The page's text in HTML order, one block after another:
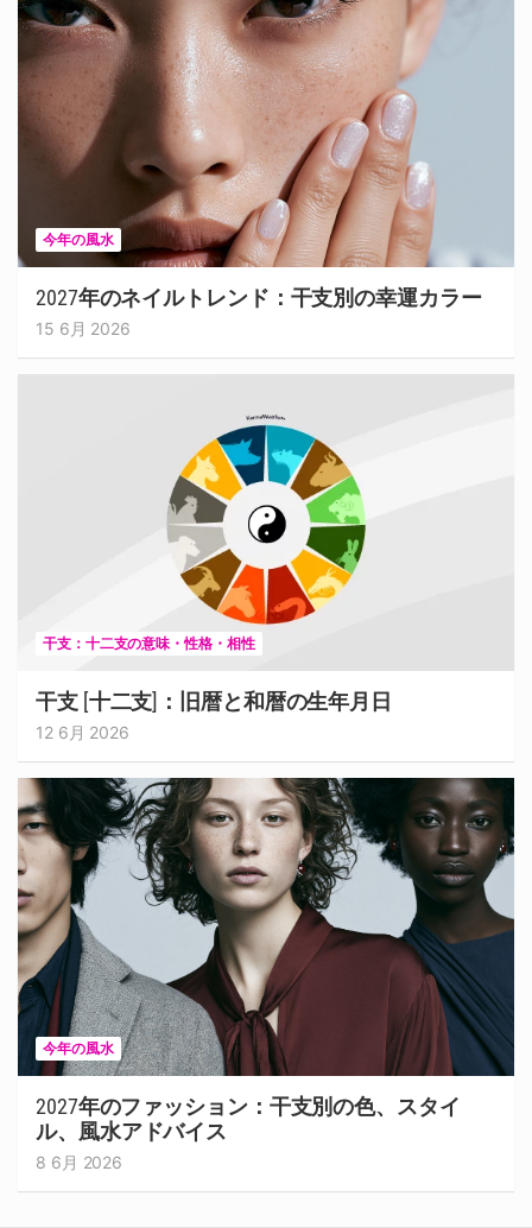
今年の風水
2027年のネイルトレンド：干支別の幸運カラー
15 6月 2026
干支：十二支の意味・性格・相性
干支 [十二支]：旧暦と和暦の生年月日
12 6月 2026
今年の風水
2027年のファッション：干支別の色、スタイ
ル、風水アドバイス
8 6月 2026